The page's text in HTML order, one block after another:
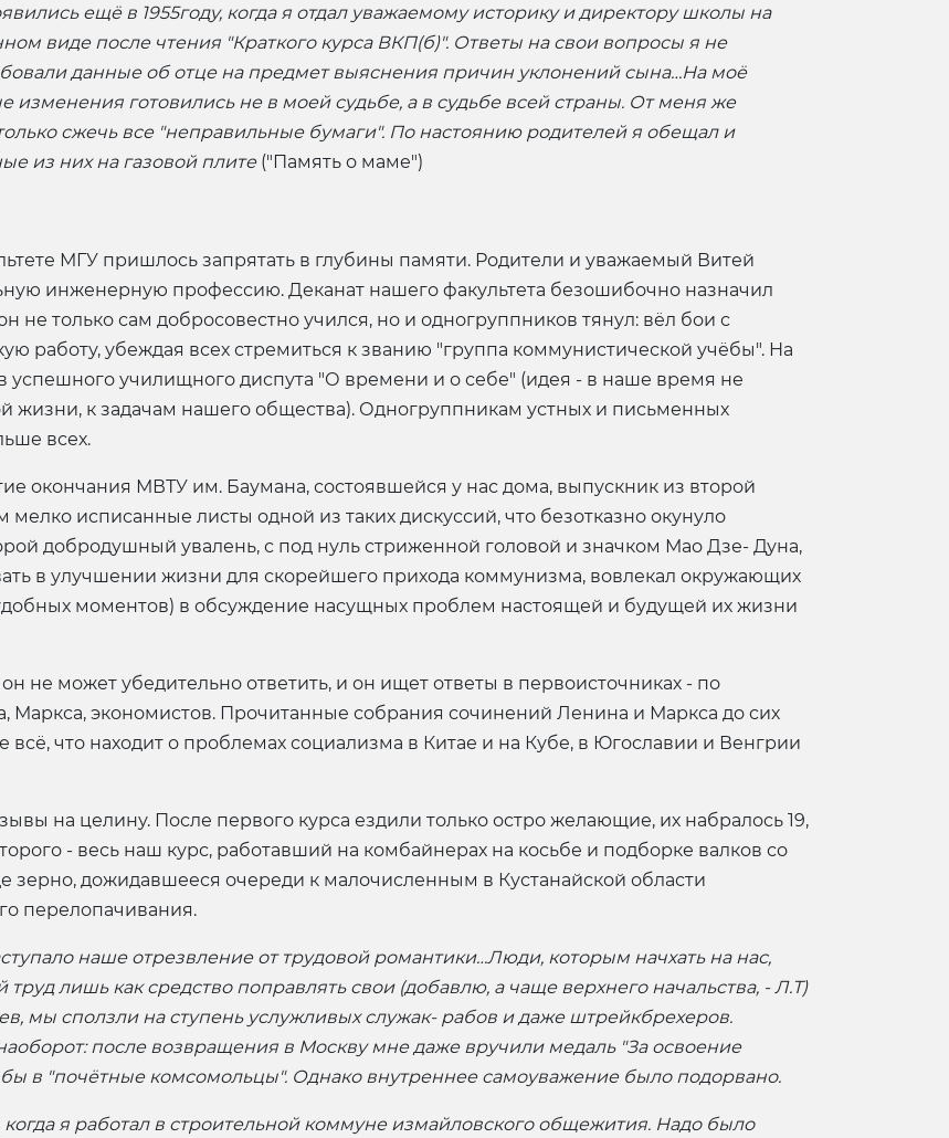
ещё в 1955году, когда я отдал уважаемому историку и директору школы на
виде после чтения "Краткого курса ВКП(б)". Ответы на свои вопросы я не
данные об отце на предмет выяснения причин уклонений сына…На моё
изменения готовились не в моей судьбе, а в судьбе всей страны. От меня же
сжечь все "неправильные бумаги". По настоянию родителей я обещал и
из них на газовой плите("Память о маме")
МГУ пришлось запрятать в глубины памяти. Родители и уважаемый Витей
инженерную профессию. Деканат нашего факультета безошибочно назначил
не только сам добросовестно учился, но и одногруппников тянул: вёл бои с
работу, убеждая всех стремиться к званию "группа коммунистической учёбы". На
успешного училищного диспута "О времени и о себе" (идея - в наше время не
к задачам нашего общества). Одногруппникам устных и письменных
всех.
окончания МВТУ им. Баумана, состоявшейся у нас дома, выпускник из второй
исписанные листы одной из таких дискуссий, что безотказно окунуло
добродушный увалень, с под нуль стриженной головой и значком Мао Дзе- Дуна,
в улучшении жизни для скорейшего прихода коммунизма, вовлекал окружающих
моментов) в обсуждение насущных проблем настоящей и будущей их жизни
не может убедительно ответить, и он ищет ответы в первоисточниках - по
экономистов. Прочитанные собрания сочинений Ленина и Маркса до сих
всё, что находит о проблемах социализма в Китае и на Кубе, в Югославии и Венгрии
на целину. После первого курса ездили только остро желающие, их набралось 19,
- весь наш курс, работавший на комбайнерах на косьбе и подборке валков со
зерно, дожидавшееся очереди к малочисленным в Кустанайской области
перелопачивания.
наше отрезвление от трудовой романтики…Люди, которым начхать на нас,
лишь как средство поправлять свои (добавлю, а чаще верхнего начальства, - Л.Т)
мы сползли на ступень услужливых служак- рабов и даже штрейкбрехеров.
после возвращения в Москву мне даже вручили медаль "За освоение
в "почётные комсомольцы". Однако внутреннее самоуважение было подорвано.
я работал в строительной коммуне измайловского общежития. Надо было